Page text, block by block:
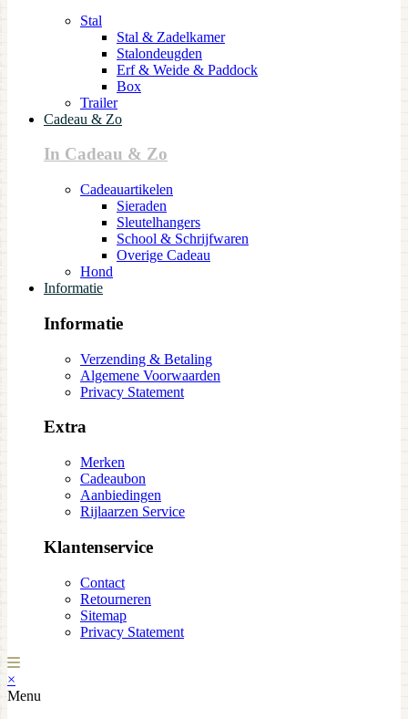
Stal
Stal & Zadelkamer
Stalondeugden
Erf & Weide & Paddock
Box
Trailer
Cadeau & Zo
In Cadeau & Zo
Cadeauartikelen
Sieraden
Sleutelhangers
School & Schrijfwaren
Overige Cadeau
Hond
Informatie
Informatie
Verzending & Betaling
Algemene Voorwaarden
Privacy Statement
Extra
Merken
Cadeaubon
Aanbiedingen
Rijlaarzen Service
Klantenservice
Contact
Retourneren
Sitemap
Privacy Statement
×
Menu